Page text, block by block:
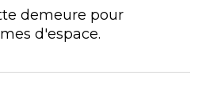
demeure pour
d'espace.